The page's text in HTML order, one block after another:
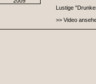
Lustige
>> Video